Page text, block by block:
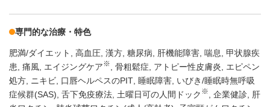
専門的な治療・特色
肥満/ダイエット 高血圧 漢方 糖尿病 肝機能障害 喘息
甲状腺疾
患 痛風 エイジングケア※ 骨粗鬆症 アトピー性皮膚炎
エピペン
処方 ニキビ 口唇ヘルペスのPIT 睡眠障害 いびき/睡眠時無呼吸
症候群(SAS) 舌下免疫療法 土曜日可の人間ドック ※ 企業健診
肝